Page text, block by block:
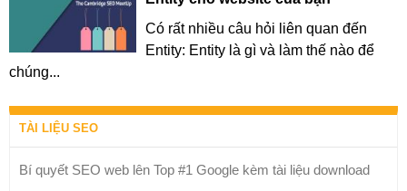
Có rất nhiều câu hỏi liên quan đến
Entity: Entity là gì và làm thế nào để
chúng...
TÀI LIỆU SEO
Bí quyết SEO web lên Top #1 Google kèm tài liệu download